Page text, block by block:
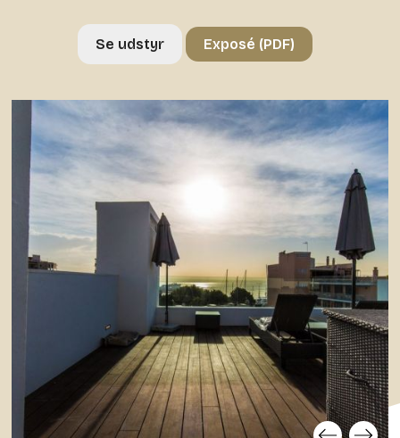
Se udstyr Exposé (PDF)